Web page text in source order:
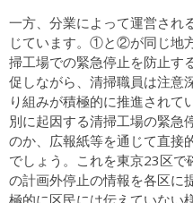
一方、分業によって運営され
じています。①と②が同じ地
掃工場での緊急停止を防止す
促しながら、清掃職員は注意
り組みが積極的に推進されて
別に起因する清掃工場の緊急
のか、広報紙等を通じて直接
でしょう。これを東京23区
の計画外停止の情報を各区に